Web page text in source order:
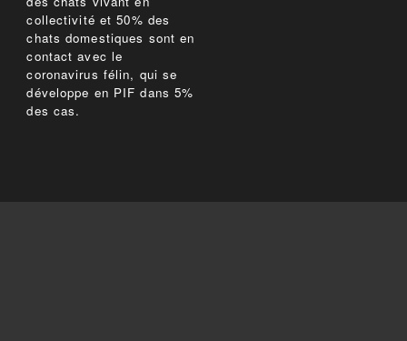
collectivité et 50% des
chats domestiques sont en
contact avec le
coronavirus félin, qui se
développe en PIF dans 5%
des cas.